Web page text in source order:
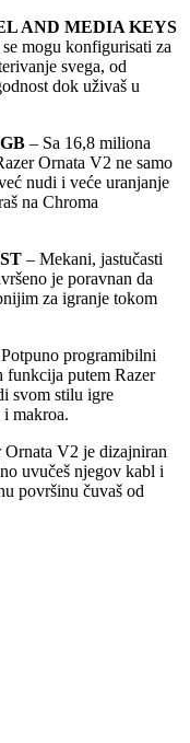
AND MEDIA KEYS
mogu konfigurisati za
svega, od
dok uživaš u
– Sa 16,8 miliona
Ornata V2 ne samo
nudi i veće uranjanje
na Chroma
– Mekani, jastučasti
je poravnan da
za igranje tokom
programibilni
funkcija putem Razer
svom stilu igre
makroa.
Ornata V2 je dizajniran
uvučeš njegov kabl i
površinu čuvaš od